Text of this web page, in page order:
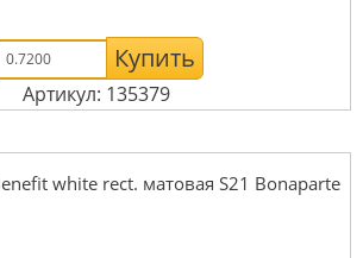
Купить
Артикул: 135379
white rect. матовая S21 Bonaparte